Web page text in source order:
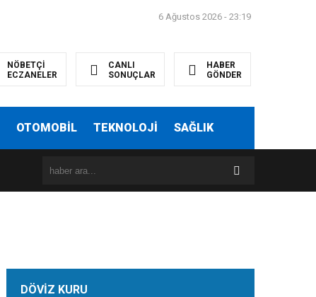
6 Ağustos 2026 - 23:19
NÖBETÇİ
ECZANELER
CANLI
SONUÇLAR
HABER
GÖNDER
OTOMOBİL TEKNOLOJİ SAĞLIK
16:08 Karşıyaka Belediyesi’nden örnek yatırım: Zübeyde
DÖVİZ KURU